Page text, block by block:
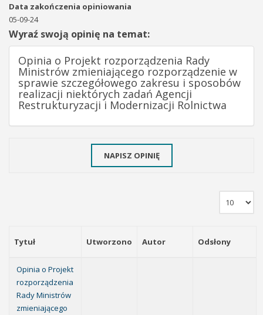
Data zakończenia opiniowania
05-09-24
Wyraź swoją opinię na temat:
Opinia o Projekt rozporządzenia Rady
Ministrów zmieniającego rozporządzenie w
sprawie szczegółowego zakresu i sposobów
realizacji niektórych zadań Agencji
Restrukturyzacji i Modernizacji Rolnictwa
NAPISZ OPINIĘ
Tytuł Utworzono Autor Odsłony
Opinia o Projekt
rozporządzenia
Rady Ministrów
zmieniającego